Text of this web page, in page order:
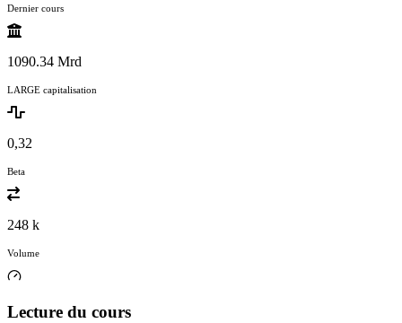
Dernier cours
1090.34 Mrd
LARGE capitalisation
0,32
Beta
248 k
Volume
Lecture du cours